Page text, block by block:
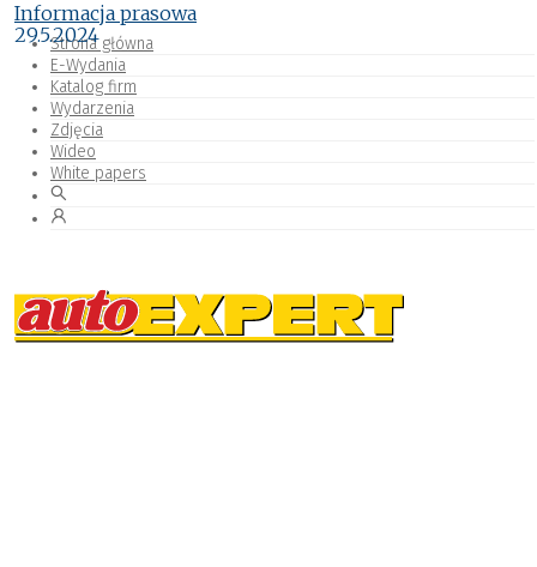
Strona główna
E-Wydania
Katalog firm
Wydarzenia
Zdjęcia
Wideo
White papers
Informacja prasowa
29.5.2024